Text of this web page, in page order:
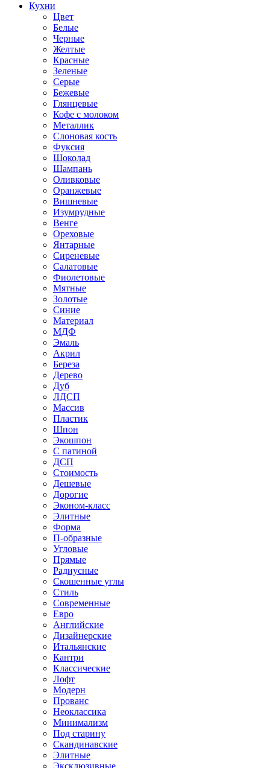
Кухни
Цвет
Белые
Черные
Желтые
Красные
Зеленые
Серые
Бежевые
Глянцевые
Кофе с молоком
Металлик
Слоновая кость
Фуксия
Шоколад
Шампань
Оливковые
Оранжевые
Вишневые
Изумрудные
Венге
Ореховые
Янтарные
Сиреневые
Салатовые
Фиолетовые
Мятные
Золотые
Синие
Материал
МДФ
Эмаль
Акрил
Береза
Дерево
Дуб
ЛДСП
Массив
Пластик
Шпон
Экошпон
С патиной
ДСП
Стоимость
Дешевые
Дорогие
Эконом-класс
Элитные
Форма
П-образные
Угловые
Прямые
Радиусные
Скошенные углы
Стиль
Современные
Евро
Английские
Дизайнерские
Итальянские
Кантри
Классические
Лофт
Модерн
Прованс
Неоклассика
Минимализм
Под старину
Скандинавские
Элитные
Эксклюзивные